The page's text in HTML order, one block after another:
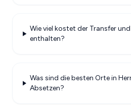
Wie viel kostet der Transfer
enthalten?
Was sind die besten Orte in
Absetzen?